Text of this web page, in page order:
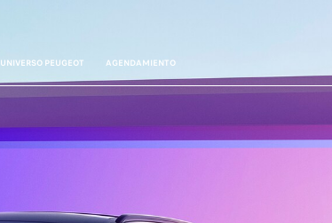
UNIVERSO PEUGEOT AGENDAMIENTO